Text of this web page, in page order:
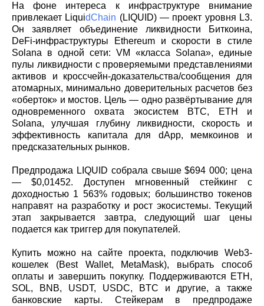
На фоне интереса к инфраструктуре внимание
привлекает LiquidChain (LIQUID) — проект уровня L3.
Он заявляет объединение ликвидности Биткоина,
DeFi-инфраструктуры Ethereum и скорости в стиле
Solana в одной сети: VM «класса Solana», единые
пулы ликвидности с проверяемыми представлениями
активов и кроссчейн-доказательства/сообщения для
атомарных, минимально доверительных расчетов без
«оберток» и мостов. Цель — одно развёртывание для
одновременного охвата экосистем BTC, ETH и
Solana, улучшая глубину ликвидности, скорость и
эффективность капитала для dApp, мемкоинов и
предсказательных рынков.
Предпродажа LIQUID собрала свыше $694 000; цена
— $0,01452. Доступен мгновенный стейкинг с
доходностью 1 563% годовых; большинство токенов
направят на разработку и рост экосистемы. Текущий
этап закрывается завтра, следующий шаг цены
подается как триггер для покупателей.
Купить можно на сайте проекта, подключив Web3-
кошелек (Best Wallet, MetaMask), выбрать способ
оплаты и завершить покупку. Поддерживаются ETH,
SOL, BNB, USDT, USDC, BTC и другие, а также
банковские карты. Стейкерам в предпродаже